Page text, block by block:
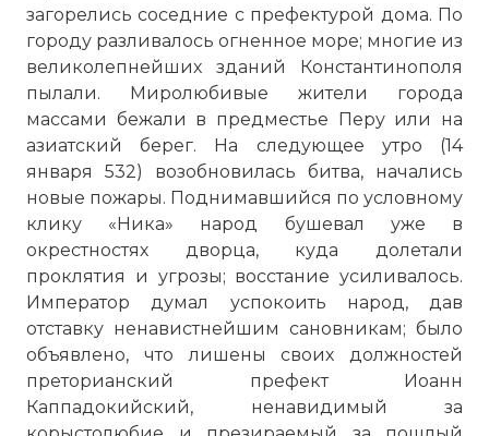
загорелись соседние с префектурой дома. По
городу разливалось огненное море; многие из
великолепнейших зданий Константинополя
пылали. Миролюбивые жители города
массами бежали в предместье Перу или на
азиатский берег. На следующее утро (14
января 532) возобновилась битва, начались
новые пожары. Поднимавшийся по условному
клику «Ника» народ бушевал уже в
окрестностях дворца, куда долетали
проклятия и угрозы; восстание усиливалось.
Император думал успокоить народ, дав
отставку ненавистнейшим сановникам; было
объявлено, что лишены своих должностей
преторианский префект Иоанн
Каппадокийский, ненавидимый за